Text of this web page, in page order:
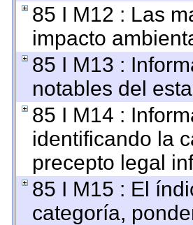
85 I M12 : Las
impacto
85 I M13 :
notables del
85 I M14 :
identificando la
precepto legal
85 I M15 : El
categoría,